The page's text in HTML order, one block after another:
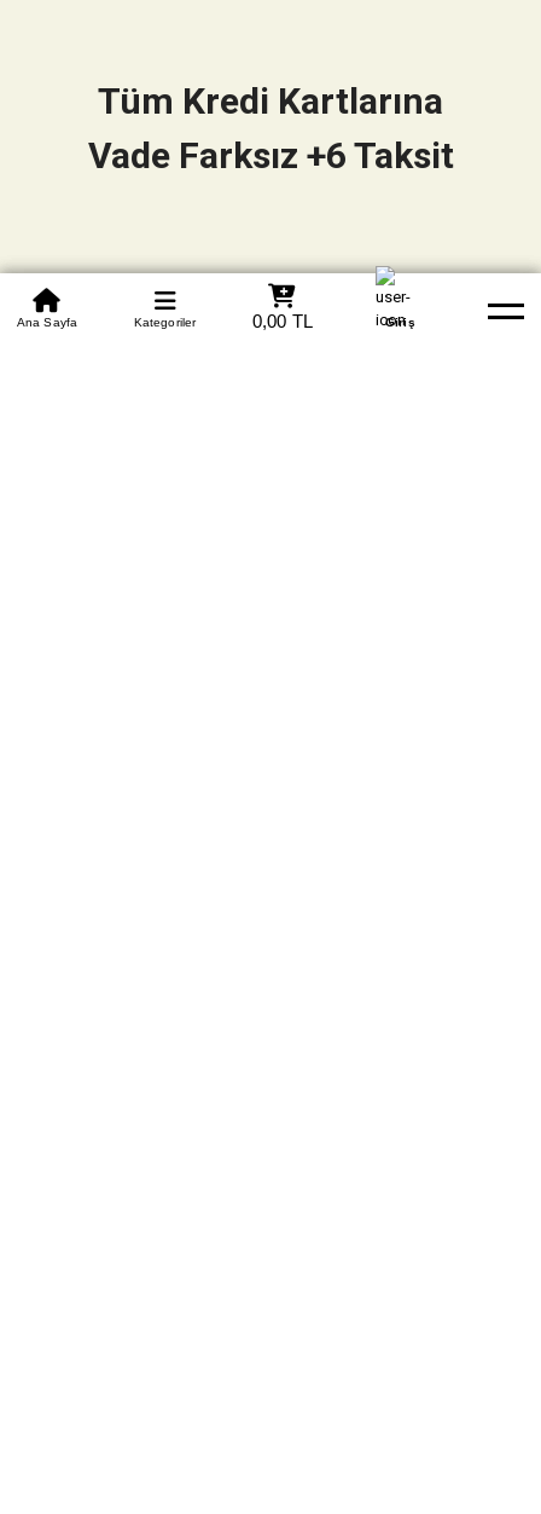
0850 305 09 70
Beden Tablosu Banka Hesapları Whatsapp Yardım
Ana Sayfa Kategoriler 0,00 TL Giriş
Tüm Kredi Kartlarına
Vade Farksız +6 Taksit